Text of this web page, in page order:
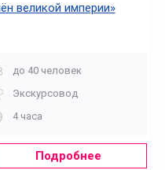
великой империи»
до 40 человек
Экскурсовод
4 часа
Подробнее